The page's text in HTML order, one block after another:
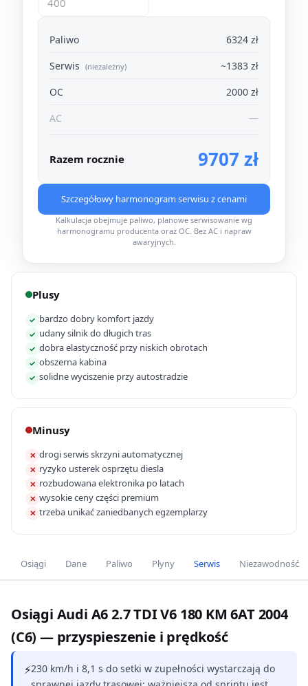
Paliwo
6324 zł
Serwis (niezależny)
~1383 zł
OC
2000 zł
AC
—
Razem rocznie 9707 zł
Szczegółowy harmonogram serwisu z cenami
Kalkulacja obejmuje paliwo, planowe serwisowanie wg
harmonogramu producenta oraz OC. Bez AC i napraw
awaryjnych.
Plusy
✓ bardzo dobry komfort jazdy
✓ udany silnik do długich tras
✓ dobra elastyczność przy niskich obrotach
✓ obszerna kabina
✓ solidne wyciszenie przy autostradzie
Minusy
✕ drogi serwis skrzyni automatycznej
✕ ryzyko usterek osprzętu diesla
✕ rozbudowana elektronika po latach
✕ wysokie ceny części premium
✕ trzeba unikać zaniedbanych egzemplarzy
Osiągi Dane Paliwo Płyny Serwis Niezawodność
Osiągi Audi A6 2.7 TDI V6 180 KM 6AT 2004
(C6) — przyspieszenie i prędkość
⚡230 km/h i 8,1 s do setki w zupełności wystarczają do